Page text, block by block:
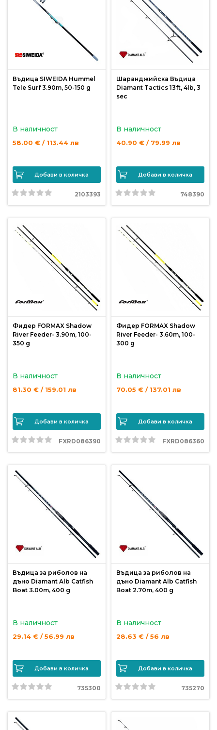
Въдица SIWEIDA Hummel
Tele Surf 3.90m, 50-150 g
В наличност
58.00 € / 113.44 лв
Добави в количка
2103393
Шаранджийска Въдица
Diamant Tactics 13ft, 4lb, 3
sec
В наличност
40.90 € / 79.99 лв
Добави в количка
748390
Фидер FORMAX Shadow
River Feeder- 3.90m, 100-
350 g
В наличност
81.30 € / 159.01 лв
Добави в количка
FXRD086390
Фидер FORMAX Shadow
River Feeder- 3.60m, 100-
300 g
В наличност
70.05 € / 137.01 лв
Добави в количка
FXRD086360
Въдица за риболов на
дъно Diamant Alb Catfish
Boat 3.00m, 400 g
В наличност
29.14 € / 56.99 лв
Добави в количка
735300
Въдица за риболов на
дъно Diamant Alb Catfish
Boat 2.70m, 400 g
В наличност
28.63 € / 56 лв
Добави в количка
735270